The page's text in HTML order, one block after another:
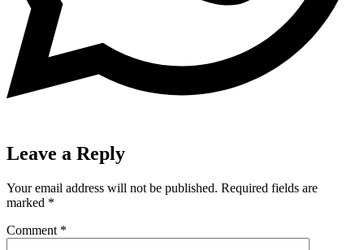
Leave a Reply
Your email address will not be published. Required fields are
marked *
Comment *